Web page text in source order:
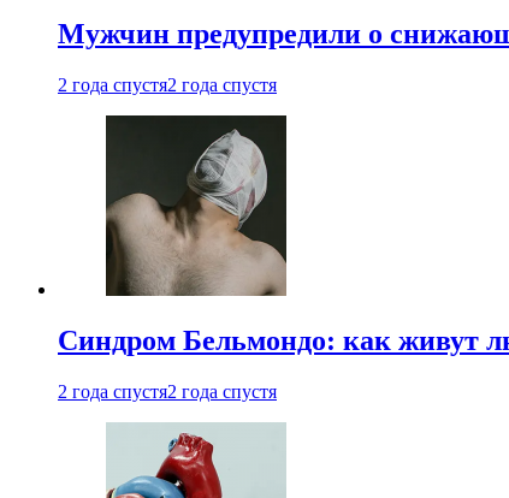
Мужчин предупредили о
2 года спустя2 года спустя
Синдром Бельмондо: как живут
2 года спустя2 года спустя